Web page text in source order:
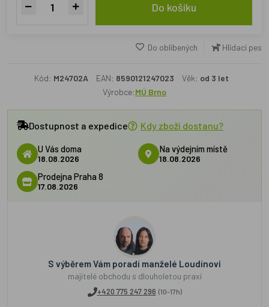
Do košíku
Do oblíbených Hlídací pes
Kód: M24702A EAN: 8590121247023 Věk: od 3 let
Výrobce:MÚ Brno
Dostupnost a expedice Kdy zboží dostanu?
U Vás doma
18.08.2026
Na výdejním místě
18.08.2026
Prodejna Praha 8
17.08.2026
S výběrem Vám poradí manželé Loudínovi
majitelé obchodu s dlouholetou praxí
+420 775 247 296 (10-17h)